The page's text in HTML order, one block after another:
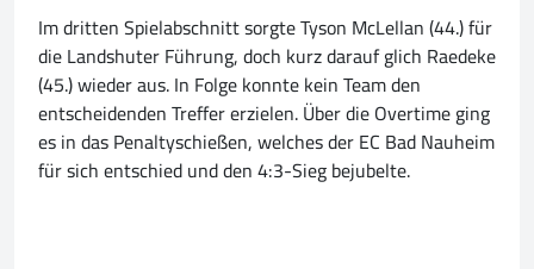
Im dritten Spielabschnitt sorgte Tyson McLellan (44.) für
die Landshuter Führung, doch kurz darauf glich Raedeke
(45.) wieder aus. In Folge konnte kein Team den
entscheidenden Treffer erzielen. Über die Overtime ging
es in das Penaltyschießen, welches der EC Bad Nauheim
für sich entschied und den 4:3-Sieg bejubelte.